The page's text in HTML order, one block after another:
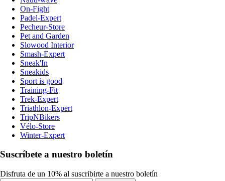
On-Fight
Padel-Expert
Pecheur-Store
Pet and Garden
Slowood Interior
Smash-Expert
Sneak'In
Sneakids
Sport is good
Training-Fit
Trek-Expert
Triathlon-Expert
TripNBikers
Vélo-Store
Winter-Expert
Suscríbete a nuestro boletín
Disfruta de un 10% al suscribirte a nuestro boletín